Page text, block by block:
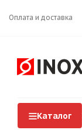
Оплата и доставка
Каталог